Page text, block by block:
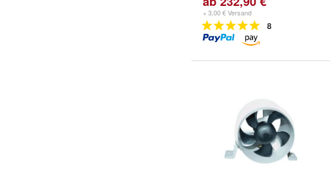
weitere ...
+ 3,00 € Versand
8